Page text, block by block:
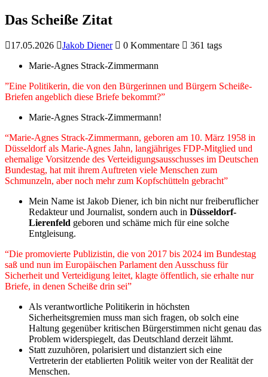
Das Scheiße Zitat
17.05.2026 Jakob Diener 0 Kommentare
361 tags
Marie-Agnes Strack-Zimmermann
”Eine Politikerin, die von den Bürgerinnen und Bürgern Scheiße-
Briefen angeblich diese Briefe bekommt?”
Marie-Agnes Strack-Zimmermann!
“Marie-Agnes Strack-Zimmermann, geboren am 10. März 1958 in
Düsseldorf als Marie-Agnes Jahn, langjähriges FDP-Mitglied und
ehemalige Vorsitzende des Verteidigungsausschusses im Deutschen
Bundestag, hat mit ihrem Auftreten viele Menschen zum
Schmunzeln, aber noch mehr zum Kopfschütteln gebracht”
Mein Name ist Jakob Diener, ich bin nicht nur freiberuflicher
Redakteur und Journalist, sondern auch in Düsseldorf-
Lierenfeld geboren und schäme mich für eine solche
Entgleisung.
“Die promovierte Publizistin, die von 2017 bis 2024 im Bundestag
saß und nun im Europäischen Parlament den Ausschuss für
Sicherheit und Verteidigung leitet, klagte öffentlich, sie erhalte nur
Briefe, in denen Scheiße drin sei”
Als verantwortliche Politikerin in höchsten
Sicherheitsgremien muss man sich fragen, ob solch eine
Haltung gegenüber kritischen Bürgerstimmen nicht genau das
Problem widerspiegelt, das Deutschland derzeit lähmt.
Statt zuzuhören, polarisiert und distanziert sich eine
Vertreterin der etablierten Politik weiter von der Realität der
Menschen.